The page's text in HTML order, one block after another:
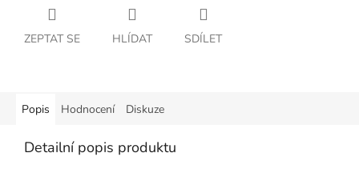
ZEPTAT SE HLÍDAT SDÍLET
Popis Hodnocení Diskuze
Detailní popis produktu